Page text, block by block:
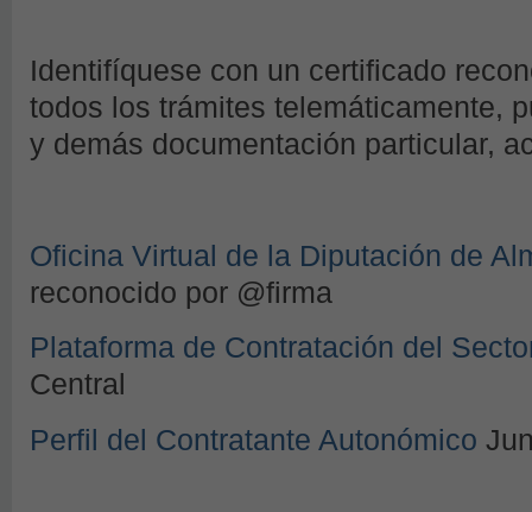
Identifíquese con un certificado
todos los trámites telemáticamente,
y demás documentación particular,
Oficina Virtual de la Diputación de
reconocido por @firma
Plataforma de Contratación del
Central
Perfil del Contratante Autonómico